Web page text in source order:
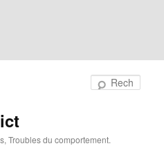
Troubles du comportement.